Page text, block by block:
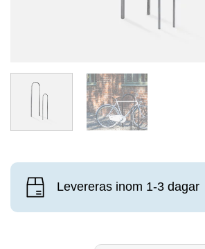
Levereras inom 1-3 dagar